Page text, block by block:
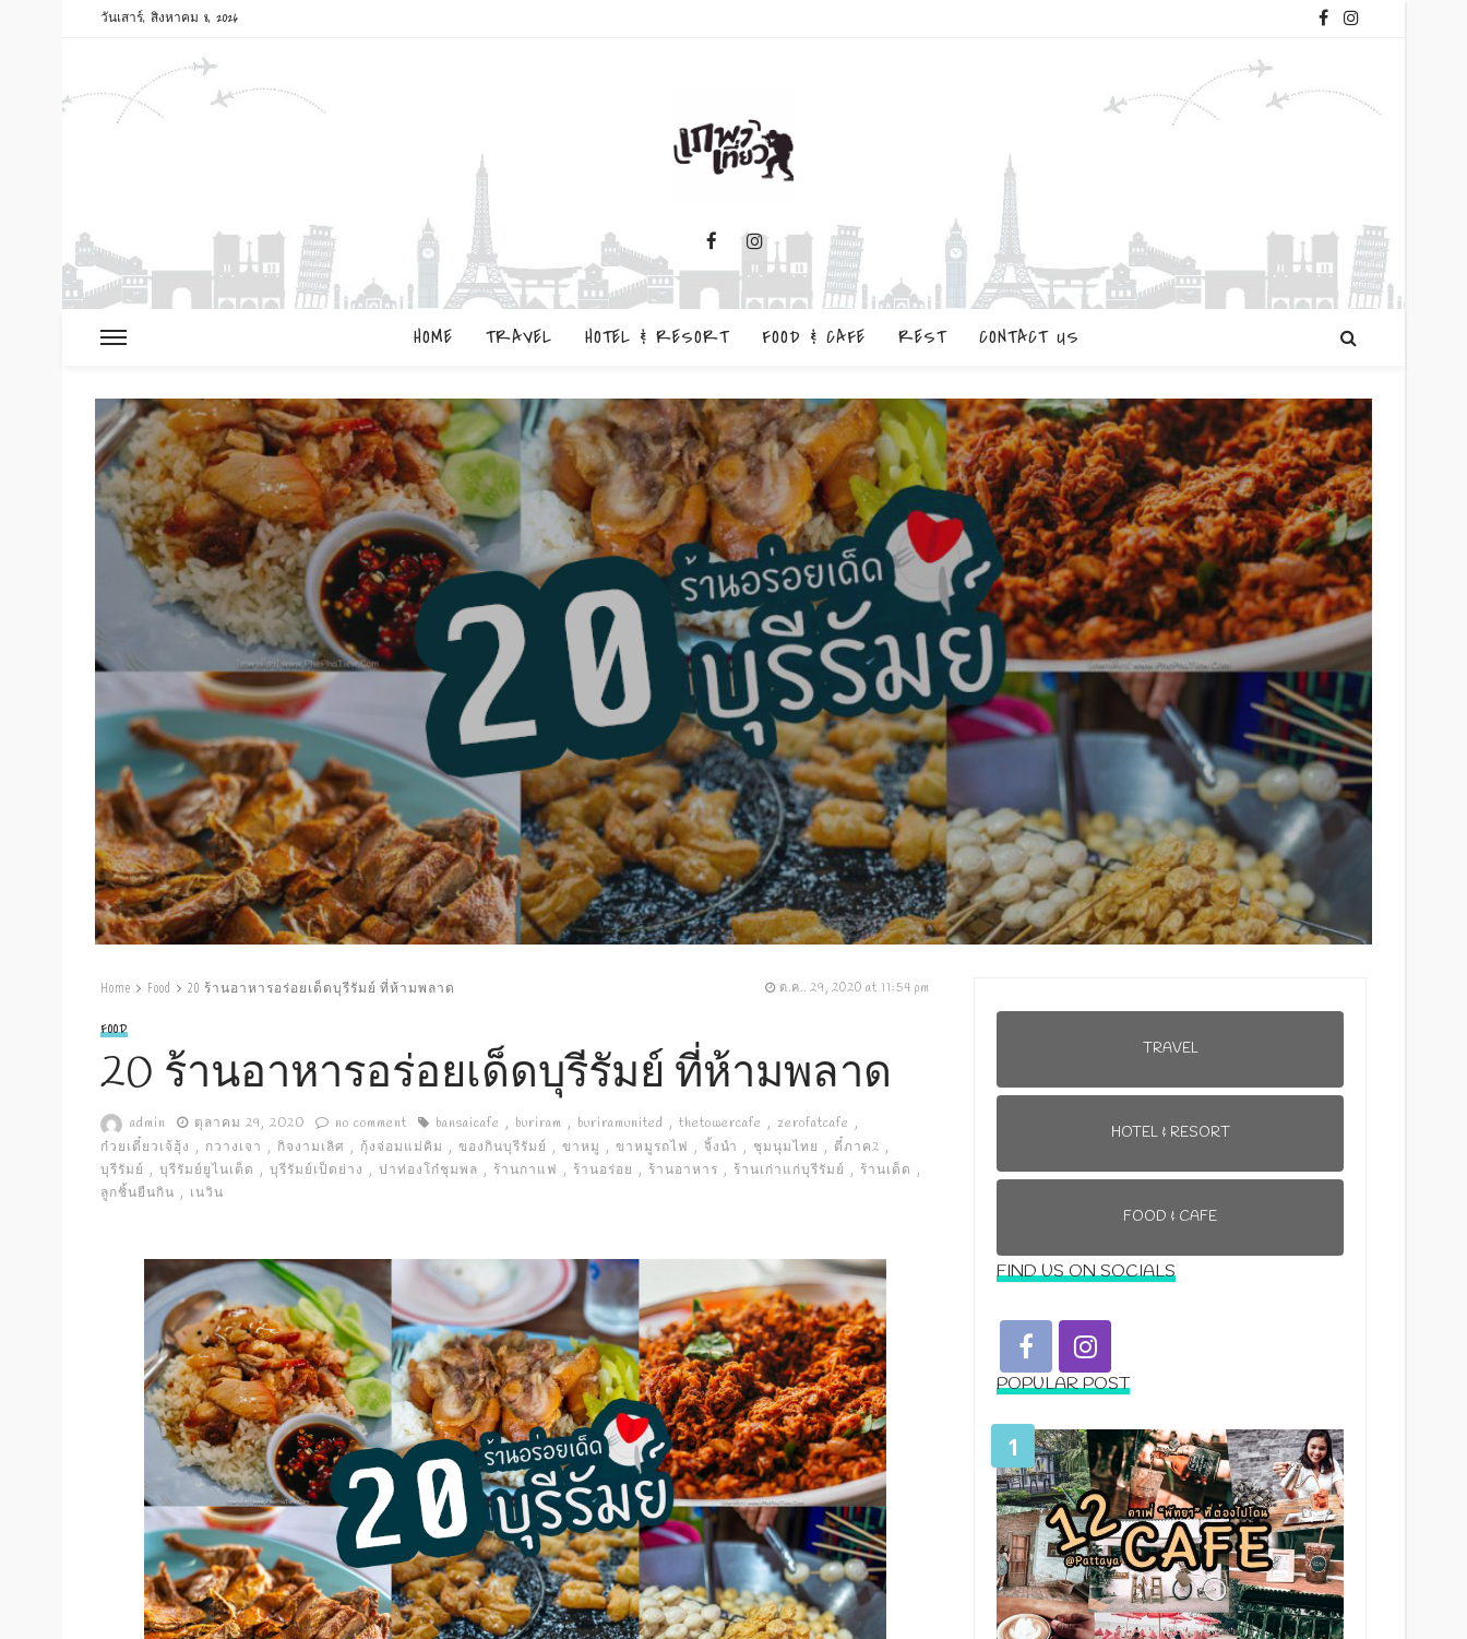
วันเสาร์, สิงหาคม 8, 2026
HOME TRAVEL HOTEL & RESORT FOOD & CAFE REST CONTACT US
Home Food 20 ร้านอาหารอร่อยเด็ดบุรีรัมย์ ที่ห้ามพลาด ต.ค.. 29, 2020 at 11:54 pm
FOOD
20 ร้านอาหารอร่อยเด็ดบุรีรัมย์ ที่ห้ามพลาด
admin ตุลาคม 29, 2020 no comment bansaicafe buriram buriramunited thetowercafe
zerofatcafe
ก๋วยเตี๋ยวเจ้ฮุ้ง
กวางเจา กิจงามเลิศ กุ้งจ่อมแม่คิม ของกินบุรีรัมย์ ขาหมู ขาหมูรถไฟ จิ้งนำ ชุมนุมไทย
ตี๋ภาค2
บุรีรัมย์
บุรีรัมย์ยูไนเต็ด บุรีรัมย์เป็ดย่าง ปาท่องโก๋ชุมพล ร้านกาแฟ ร้านอร่อย ร้านอาหาร ร้านเก่าแก่บุรีรัมย์
ร้านเด็ด
ลูกชิ้นยืนกิน
เนวิน
TRAVEL
HOTEL & RESORT
FOOD & CAFE
FIND US ON SOCIALS
POPULAR POST
1